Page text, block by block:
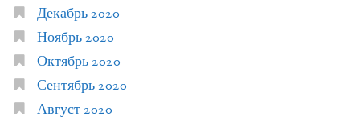
Декабрь 2020
Ноябрь 2020
Октябрь 2020
Сентябрь 2020
Август 2020